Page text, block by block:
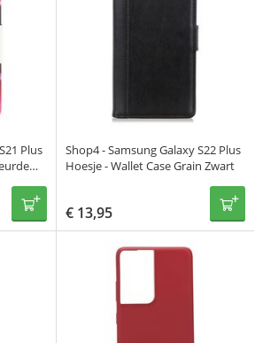
Plus
Shop4 - Samsung Galaxy S22 Plus
Hoesje - Wallet Case Grain Zwart
€ 13,95